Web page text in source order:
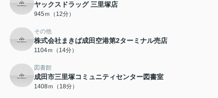
ヤックスドラッグ 三里塚店
945ｍ（12分）
その他
株式会社まきば成田空港第2ターミナル売店
1104ｍ（14分）
図書館
成田市三里塚コミュニティセンター図書室
1408ｍ（18分）